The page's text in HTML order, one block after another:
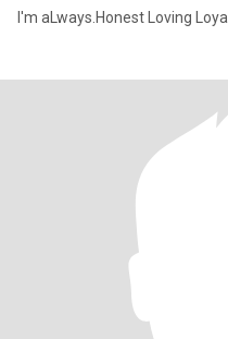
I'm aLways.Honest Loving LoyaL